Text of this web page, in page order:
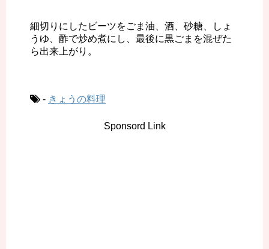
細切りにしたビーツをごま油、酒、砂糖、しょ
うゆ、酢で炒め煮にし、最後に黒ごまを混ぜた
ら出来上がり。
- きょうの料理
Sponsord Link